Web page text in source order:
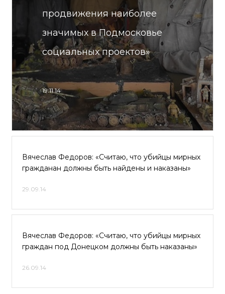
продвижения наиболее
значимых в Подмосковье
социальных проектов»
19.11.14
Вячеслав Федоров: «Считаю, что убийцы мирных
гражданан должны быть найдены и наказаны»
29.09.14
Вячеслав Федоров: «Считаю, что убийцы мирных
граждан под Донецком должны быть наказаны»
26.09.14